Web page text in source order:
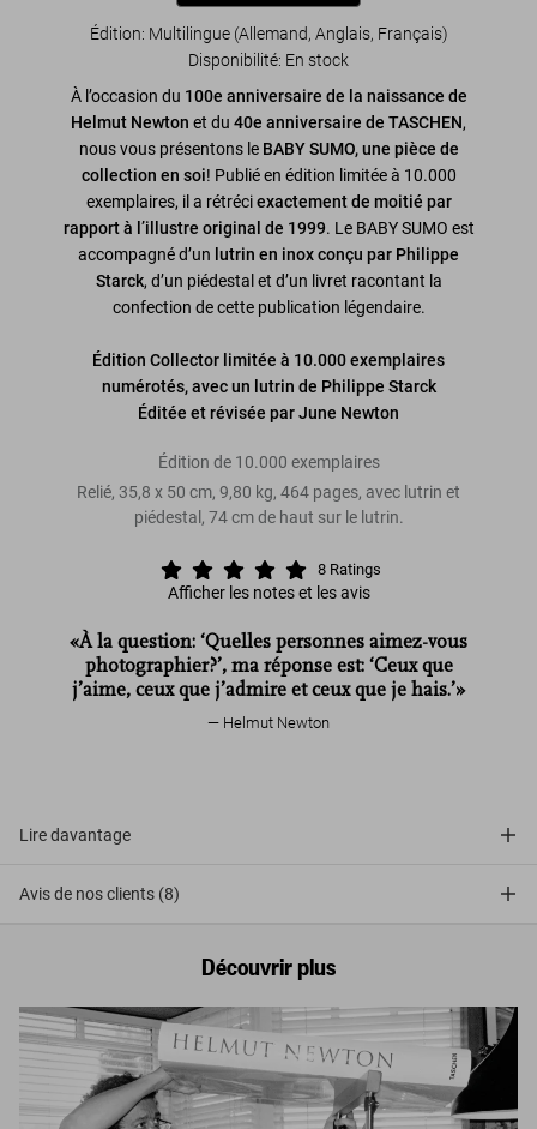
Édition: Multilingue (Allemand, Anglais, Français)
Disponibilité: En stock
À l’occasion du 100e anniversaire de la naissance de
Helmut Newton et du 40e anniversaire de TASCHEN,
nous vous présentons le BABY SUMO, une pièce de
collection en soi! Publié en édition limitée à 10.000
exemplaires, il a rétréciexactement de moitié par
rapport à l’illustre original de 1999. Le BABY SUMO est
accompagné d’un lutrin en inox conçu par Philippe
Starck, d’un piédestal et d’un livret racontant la
confection de cette publication légendaire.
Édition Collector limitée à 10.000 exemplaires
numérotés, avec un lutrin de Philippe Starck
Éditée et révisée par June Newton
Édition de 10.000 exemplaires
Relié, 35,8 x 50 cm, 9,80 kg, 464 pages, avec lutrin et
piédestal, 74 cm de haut sur le lutrin.
8 Ratings
Afficher les notes et les avis
«À la question: ‘Quelles personnes aimez-vous
photographier?’, ma réponse est: ‘Ceux que
j’aime, ceux que j’admire et ceux que je hais.’»
Helmut Newton
Lire davantage
Avis de nos clients (8)
Découvrir plus